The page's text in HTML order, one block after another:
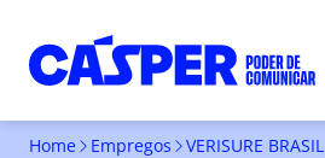
Home Empregos VERISURE BRASIL